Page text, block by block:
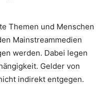
Themen und Menschen
Mainstreammedien
werden. Dabei legen
Gelder von
indirekt entgegen.